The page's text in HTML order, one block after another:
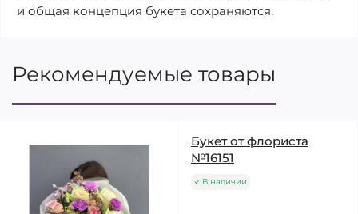
и общая концепция букета сохраняются.
Рекомендуемые товары
Букет от флориста
№16151
В наличии